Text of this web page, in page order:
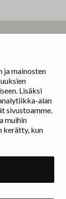
ja mainosten
Lisäksi
alan
sivustoamme.
muihin
kerätty, kun